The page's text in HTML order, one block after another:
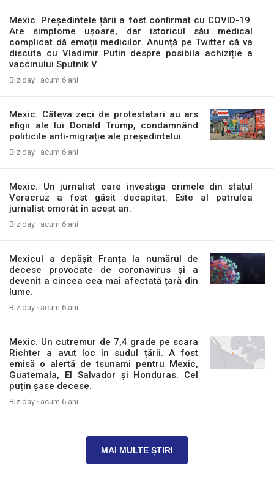
Mexic. Președintele țării a fost confirmat cu COVID-19.
Are simptome ușoare, dar istoricul său medical
complicat dă emoții medicilor. Anunță pe Twitter că va
discuta cu Vladimir Putin despre posibila achiziție a
vaccinului Sputnik V.
Biziday · acum 6 ani
Mexic. Câteva zeci de protestatari au ars
efigii ale lui Donald Trump, condamnând
politicile anti-migrație ale președintelui.
Biziday · acum 6 ani
Mexic. Un jurnalist care investiga crimele din statul
Veracruz a fost găsit decapitat. Este al patrulea
jurnalist omorât în acest an.
Biziday · acum 6 ani
Mexicul a depășit Franța la numărul de
decese provocate de coronavirus și a
devenit a cincea cea mai afectată țară din
lume.
Biziday · acum 6 ani
Mexic. Un cutremur de 7,4 grade pe scara
Richter a avut loc în sudul țării. A fost
emisă o alertă de tsunami pentru Mexic,
Guatemala, El Salvador și Honduras. Cel
puțin șase decese.
Biziday · acum 6 ani
MAI MULTE ȘTIRI